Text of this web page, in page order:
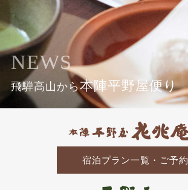
NEWS
飛騨高山から本陣平野屋便り
宿泊プラン一覧・ご予約